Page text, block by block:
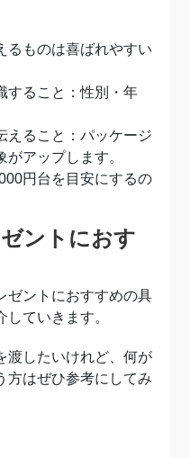
るものは喜ばれやすい
すること：性別・年
えること：パッケージ
アップします。
円台を目安にするの
ントにおす
ゼントにおすすめの具
ていきます。
渡したいけれど、何が
はぜひ参考にしてみ